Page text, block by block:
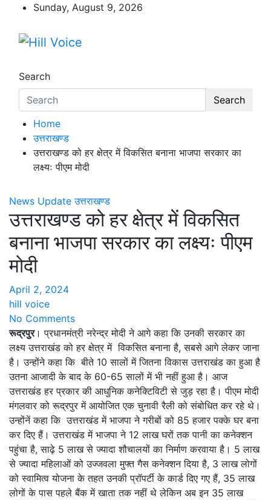
content
Sunday, August 9, 2026
Search
Search
Home
उत्तराखण्ड
उत्तराखण्ड को हर क्षेत्र में विकसित बनाना भाजपा सरकार का
लक्ष्यः पीएम मोदी
News Update उत्तराखण्ड
उत्तराखण्ड को हर क्षेत्र में विकसित
बनाना भाजपा सरकार का लक्ष्यः पीएम
मोदी
April 2, 2024
hill voice
No Comments
रूद्रपुर। प्रधानमंत्री नरेन्द्र मोदी ने आगे कहा कि उनकी सरकार का
लक्ष्य उत्तराखंड को हर क्षेत्र में विकसित बनाना है, सबसे आगे लेकर जाना
है। उन्होंने कहा कि बीते 10 सालों में जितना विकास उत्तराखंड का हुआ है
उतना आजादी के बाद के 60-65 सालों में भी नहीं हुआ है। आज
उत्तराखंड हर प्रकार की आधुनिक कनेक्टिविटी से जुड़ रहा है। पीएम मोदी
मंगलवार को रूद्रपुर में आयोजित एक चुनावी रैली को संबोधित कर रहे थे।
उन्होंनें कहा कि उत्तराखंड में भाजपा ने गरीबों को 85 हजार पक्के घर बना
कर दिए हैं। उत्तराखंड में भाजपा ने 12 लाख घरों तक पानी का कनेक्शन
पहुंचा है, साढ़े 5 लाख से ज्यादा शौचालयों का निर्माण करवाया है। 5 लाख
से ज्यादा महिलाओं को उज्जवला मुफ्त गैस कनेक्शन दिया है, 3 लाख लोगों
को स्वामित्व योजना के तहत उनकी प्रॉपर्टी के कार्ड दिए गए हैं, 35 लाख
लोगों के पास पहले बैंक में खाता तक नहीं थे लेकिन अब इन 35 लाख